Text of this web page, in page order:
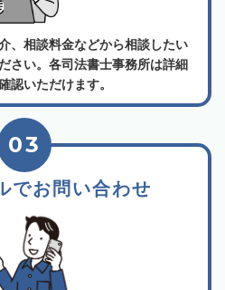
、相談料金などから相談したい
さい。各司法書士事務所は詳細
認いただけます。
でお問い合わせ
03